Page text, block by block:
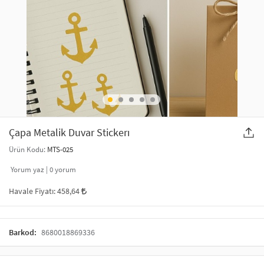
GELİN / DÜĞÜN AKSESUARLARI
TELEFON ASKISI
MAKYAJ ÇANTASI
ŞAL VE FULAR
YILBAŞI ÜRÜNLERİ
KULLAN AT TABAK BARDAK SETİ
Çapa Metalik Duvar Stickerı
Ürün Kodu: MTS-025
Yorum yaz | 0yorum
Havale Fiyatı:458,64
Barkod: 8680018869336